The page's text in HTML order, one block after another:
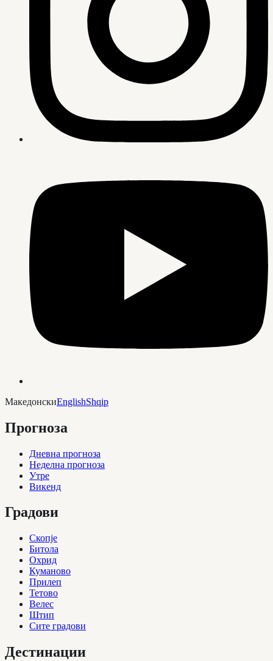
МакедонскиEnglishShqip
Прогноза
Дневна прогноза
Неделна прогноза
Утре
Викенд
Градови
Скопје
Битола
Охрид
Куманово
Прилеп
Тетово
Велес
Штип
Сите градови
Дестинации